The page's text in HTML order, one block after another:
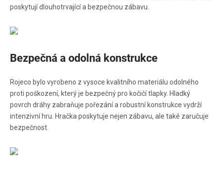
poskytují dlouhotrvající a bezpečnou zábavu.
Bezpečná a odolná konstrukce
Rojeco bylo vyrobeno z vysoce kvalitního materiálu odolného
proti poškození, který je bezpečný pro kočičí tlapky. Hladký
povrch dráhy zabraňuje pořezání a robustní konstrukce vydrží
intenzivní hru. Hračka poskytuje nejen zábavu, ale také zaručuje
bezpečnost.